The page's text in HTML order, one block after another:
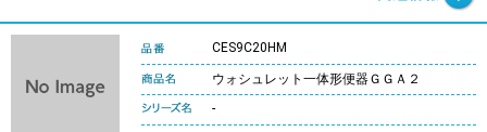
CES9C20HM
ウォシュレット一体形便器ＧＧＡ２
-